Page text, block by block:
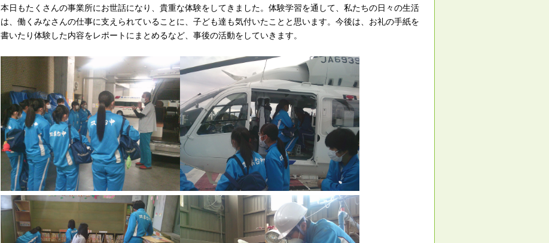
本日もたくさんの事業所にお世話になり、貴重な体験をしてきました。体験学習を通して、私たちの日々の生活
は、働くみなさんの仕事に支えられていることに、子ども達も気付いたことと思います。今後は、お礼の手紙を
書いたり体験した内容をレポートにまとめるなど、事後の活動をしていきます。